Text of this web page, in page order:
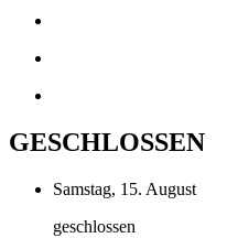
GESCHLOSSEN
Samstag, 15. August
geschlossen